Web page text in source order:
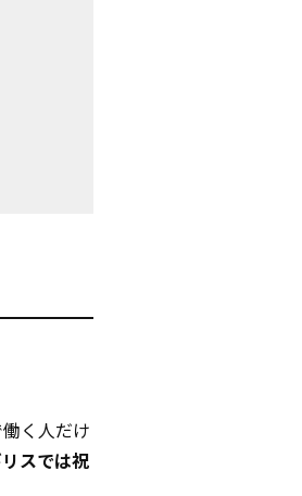
く人だけ
スでは祝